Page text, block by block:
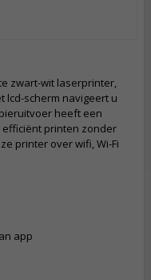
zwart-wit laserprinter,
lcd-scherm navigeert u
heeft een
efficiënt printen zonder
printer over wifi, Wi-Fi
app